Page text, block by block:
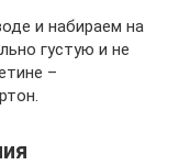
и набираем на
густую и не
–